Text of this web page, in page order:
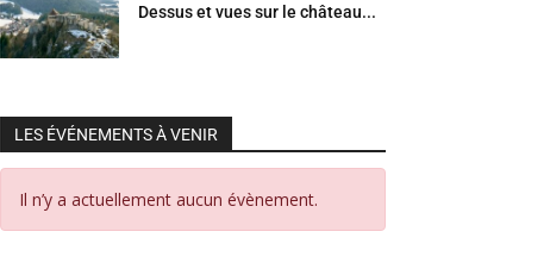
Dessus et vues sur le château...
LES ÉVÉNEMENTS À VENIR
Il n’y a actuellement aucun évènement.